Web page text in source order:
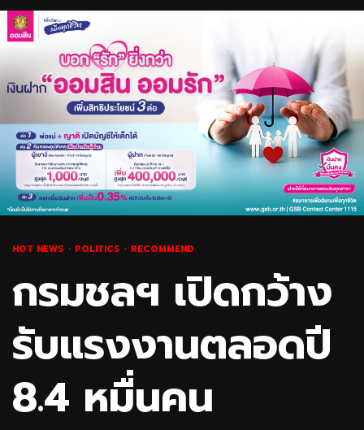
HOT NEWS POLITICS RECOMMEND
กรมชลฯ เปิดกว้าง
รับแรงงานตลอดปี
8.4 หมื่นคน